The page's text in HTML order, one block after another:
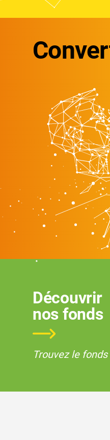
Découvrir
nos fonds
Trouvez le